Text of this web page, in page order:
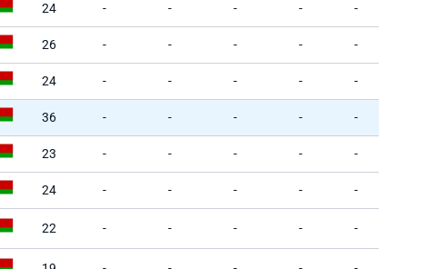
24 - - - - -
26 - - - - -
24 - - - - -
36 - - - - -
23 - - - - -
24 - - - - -
22 - - - - -